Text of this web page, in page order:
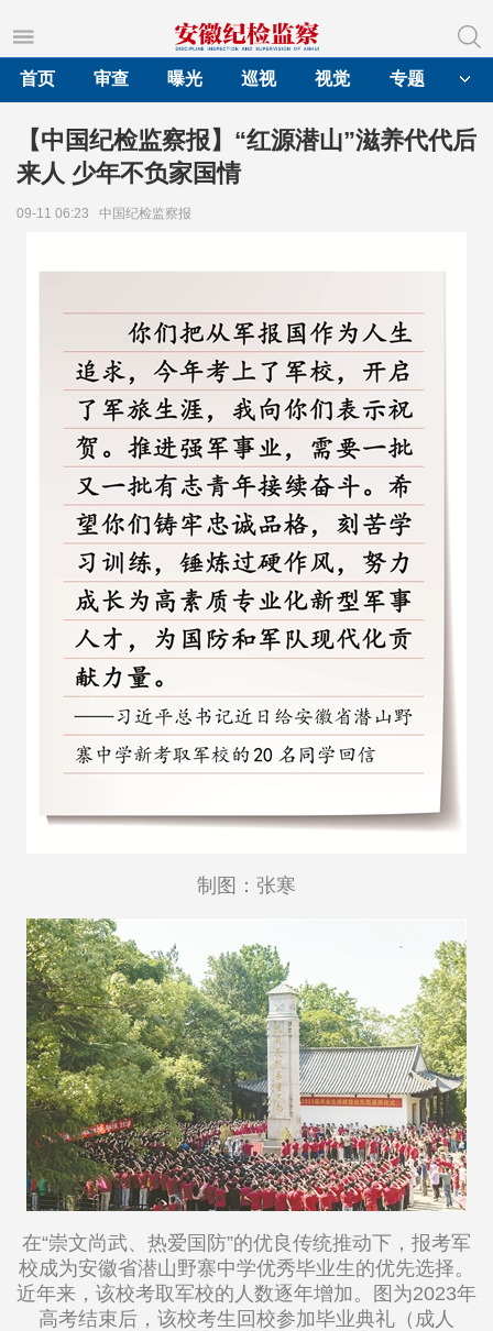
首页
审查 曝光 巡视 视觉 专题
【中国纪检监察报】“红源潜山”滋养代代后
来人 少年不负家国情
09-11 06:23 中国纪检监察报
制图：张寒
在“崇文尚武、热爱国防”的优良传统推动下，报考军
校成为安徽省潜山野寨中学优秀毕业生的优先选择。
近年来，该校考取军校的人数逐年增加。图为2023年
高考结束后，该校考生回校参加毕业典礼（成人